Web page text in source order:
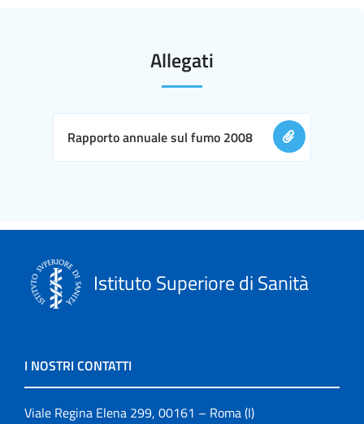
Allegati
Rapporto annuale sul fumo 2008
Istituto Superiore di Sanità
I NOSTRI CONTATTI
Viale Regina Elena 299, 00161 – Roma (I)